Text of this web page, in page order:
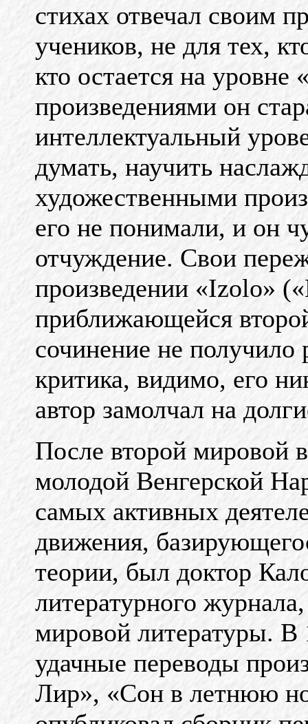
стихах отвечал своим
учеников, не для тех,
кто остается на
произведениями он
интеллектуальный
думать, научить
художественными
его не понимали, и он
отчуждение. Свои
произведении «Izolo»
приближающейся
сочинение не получило
критика, видимо, его
автор замолчал на
После второй мировой
молодой Венгерской
самых активных
движения,
теории, был доктор
литературного
мировой литературы. В
удачные переводы
Лир», «Сон в летнюю